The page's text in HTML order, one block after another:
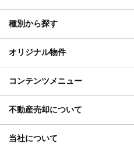
種別から探す
オリジナル物件
コンテンツメニュー
不動産売却について
当社について